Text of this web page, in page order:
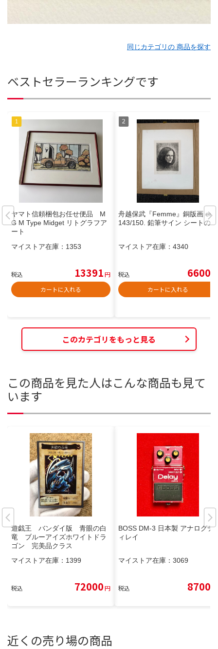
同じカテゴリの 商品を探す
ベストセラーランキングです
ヤマト信頼梱包お任せ便品 M
G M Type Midget リトグラフア
ート
マイストア在庫： 1353
税込 13391円
カートに入れる
舟越保武『Femme』銅版画 ed.
143/150. 鉛筆サイン シートのみ
マイストア在庫： 4340
税込 6600
カートに入れる
このカテゴリをもっと見る
この商品を見た人はこんな商品も見て
います
遊戯王 バンダイ版 青眼の白
竜 ブルーアイズホワイトドラ
ゴン 完美品クラス
マイストア在庫： 1399
税込 72000円
BOSS DM-3 日本製 アナログデ
ィレイ
マイストア在庫： 3069
税込 8700
近くの売り場の商品